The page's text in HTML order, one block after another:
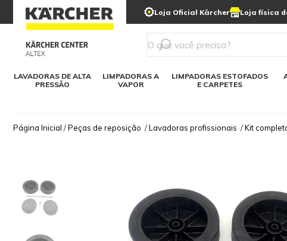
Loja Oficial Kärcher Loja física
LAVADORAS DE ALTA
PRESSÃO
Detergentes
Linha a bateria
LIMPADORAS A
VAPOR
LIMPADORAS ESTOFADOS
E CARPETES
Lavadoras
Varredeiras
Kärcher para o lar Soluções digitais
Página Inicial /Peças de reposição /Lavadoras profissionais /Kit